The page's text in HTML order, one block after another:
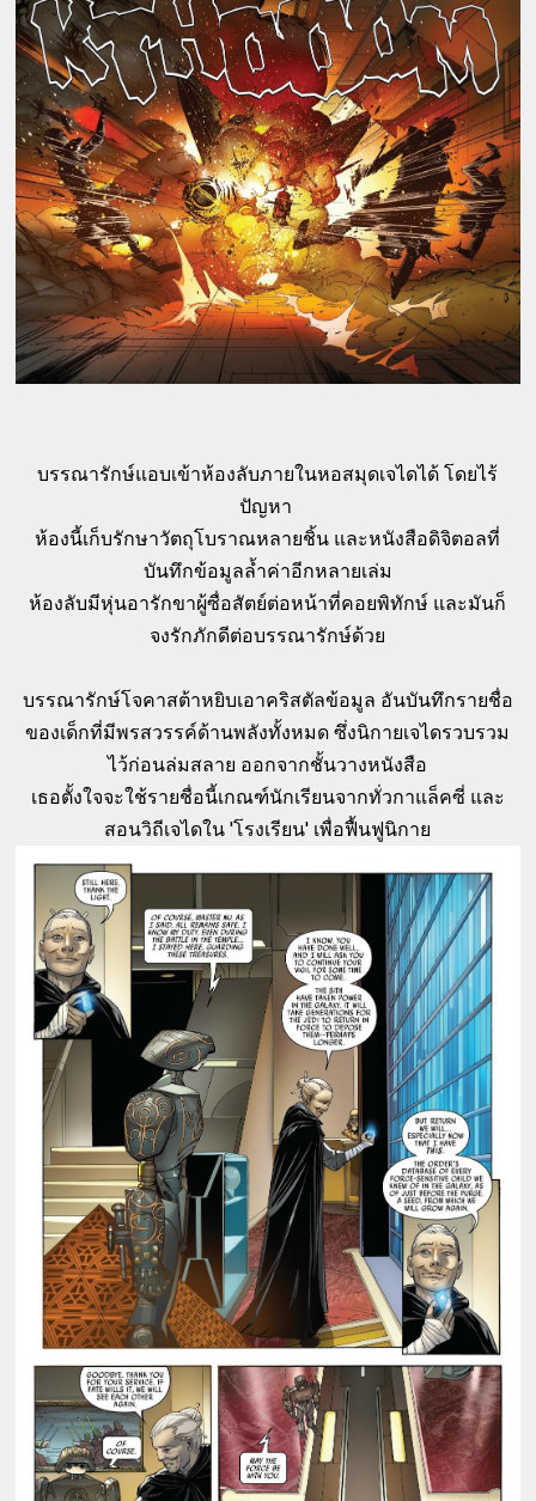
บรรณารักษ์แอบเข้าห้องลับภายในหอสมุดเจไดได้ โดยไร้
ปัญหา
ห้องนี้เก็บรักษาวัตถุโบราณหลายชิ้น และหนังสือดิจิตอลที่
บันทึกข้อมูลล้ำค่าอีกหลายเล่ม
ห้องลับมีหุ่นอารักขาผู้ซื่อสัตย์ต่อหน้าที่คอยพิทักษ์ และมันก็
จงรักภักดีต่อบรรณารักษ์ด้วย
บรรณารักษ์โจคาสต้าหยิบเอาคริสตัลข้อมูล อันบันทึกรายชื่อ
ของเด็กที่มีพรสวรรค์ด้านพลังทั้งหมด ซึ่งนิกายเจไดรวบรวม
ไว้ก่อนล่มสลาย ออกจากชั้นวางหนังสือ
เธอตั้งใจจะใช้รายชื่อนี้เกณฑ์นักเรียนจากทั่วกาแล็คซี่ และ
สอนวิถีเจไดใน 'โรงเรียน' เพื่อฟื้นฟูนิกาย